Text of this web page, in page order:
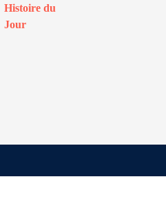
Histoire du
Jour